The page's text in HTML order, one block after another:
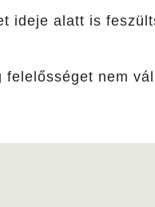
ideje alatt is
felelősséget nem